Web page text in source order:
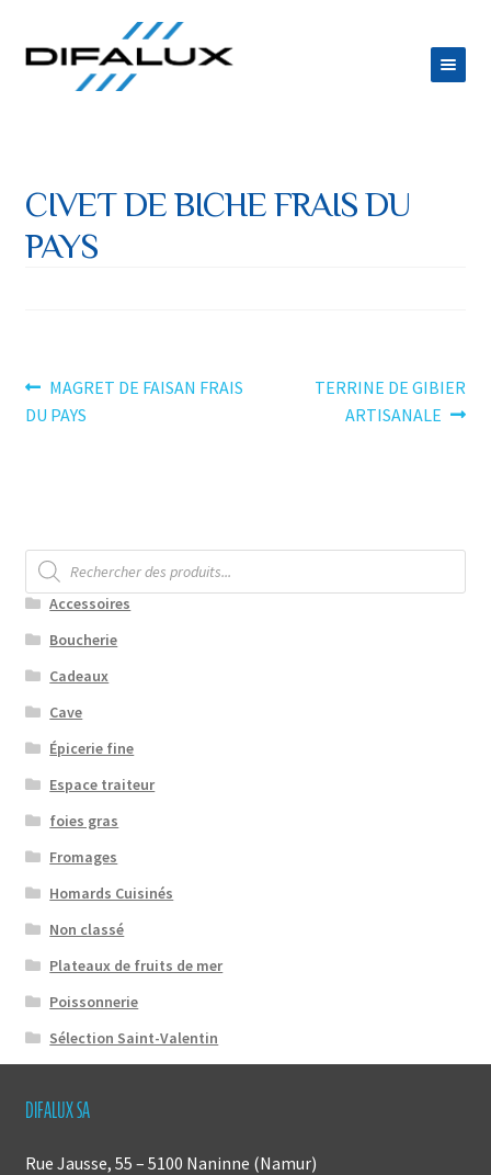
à
au
contenu
PRODUITS
ESPACE TRAITEUR
enfant
CIVET DE BICHE FRAIS DU
PAYS
Navigation
de
Article
précédent :
MAGRET DE FAISAN FRAIS
DU PAYS
Article
suivant :
TERRINE DE GIBIER
ARTISANALE
Recherche
de
produits
Accessoires
Boucherie
Cadeaux
Cave
Épicerie fine
Espace traiteur
foies gras
Fromages
Homards Cuisinés
Non classé
Plateaux de fruits de mer
Poissonnerie
Sélection Saint-Valentin
DIFALUX SA
Rue Jausse, 55 – 5100 Naninne (Namur)